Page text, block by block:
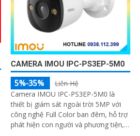
CAMERA IMOU IPC-PS3EP-5M0
5%-35%
Liên Hệ
Camera IMOU IPC-PS3EP-5M0 là
thiết bị giám sát ngoài trời 5MP với
công nghệ Full Color ban đêm, hỗ trợ
phát hiện con người và phương tiện,